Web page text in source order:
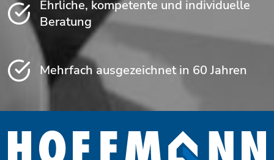
Ehrliche, kompetente und individuelle
Beratung
Mehrfach ausgezeichnet in 60 Jahren